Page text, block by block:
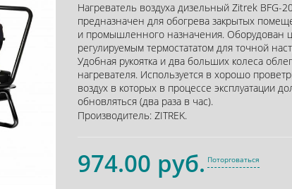
Нагреватель воздуха дизельный Zitrek BFG-
предназначен для обогрева закрытых
и промышленного назначения. Оборудован
регулируемым термостататом для точной
Удобная рукоятка и два больших колеса
нагревателя. Используется в хорошо
воздух в которых в процессе эксплуатации
обновляться (два раза в час).
Производитель: ZITREK.
974.00 руб. Поторговаться